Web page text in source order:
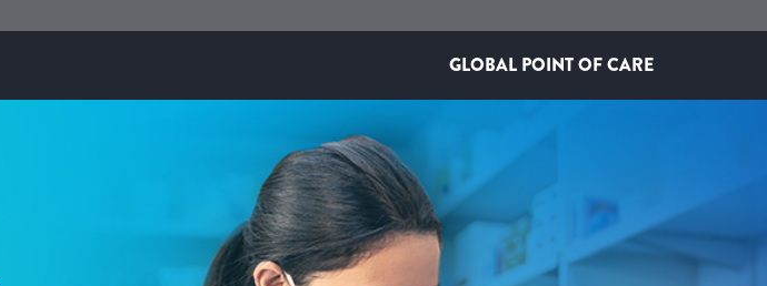
GLOBAL POINT OF CARE